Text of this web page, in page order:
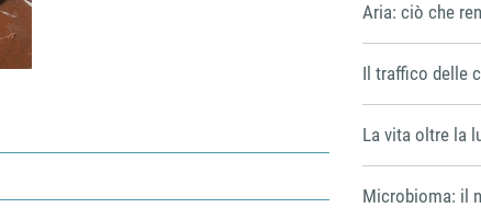
Aria: ciò che
Il traffico delle
La vita oltre la
Microbioma: il